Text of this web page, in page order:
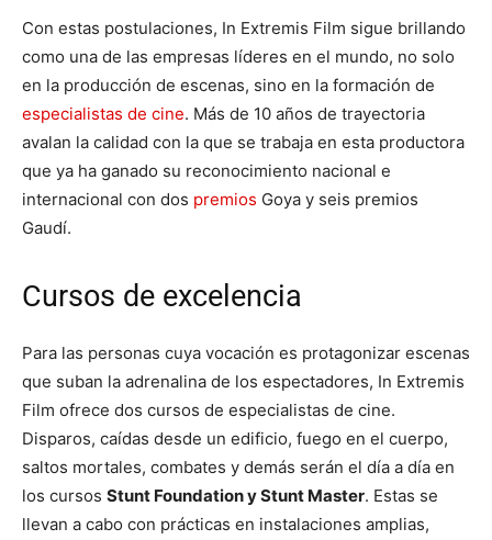
Con estas postulaciones, In Extremis Film sigue brillando
como una de las empresas líderes en el mundo, no solo
en la producción de escenas, sino en la formación de
especialistas de cine. Más de 10 años de trayectoria
avalan la calidad con la que se trabaja en esta productora
que ya ha ganado su reconocimiento nacional e
internacional con dos premios Goya y seis premios
Gaudí.
Cursos de excelencia
Para las personas cuya vocación es protagonizar escenas
que suban la adrenalina de los espectadores, In Extremis
Film ofrece dos cursos de especialistas de cine.
Disparos, caídas desde un edificio, fuego en el cuerpo,
saltos mortales, combates y demás serán el día a día en
los cursos Stunt Foundation y Stunt Master. Estas se
llevan a cabo con prácticas en instalaciones amplias,